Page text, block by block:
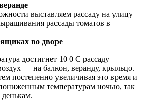
во дворе
достигнет 10 0 С рассаду
— на балкон, веранду, крыльцо.
постепенно увеличивая это время и
температурам ночью, так